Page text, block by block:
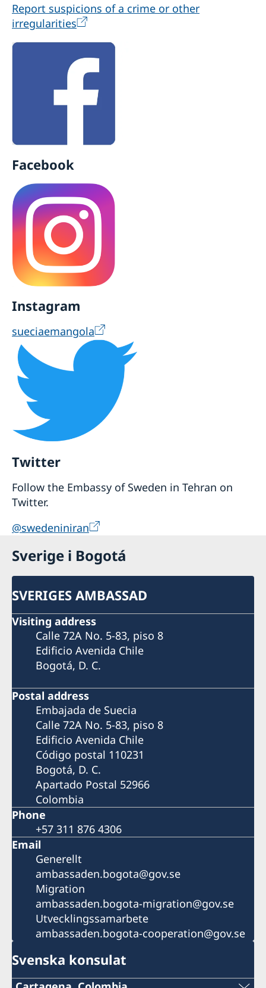
Report suspicions of a crime or other
irregularities
Facebook
Instagram
sueciaemangola
Twitter
Follow the Embassy of Sweden in Tehran on
Twitter.
@swedeniniran
Sverige i Bogotá
SVERIGES AMBASSAD
Visiting address
Calle 72A No. 5-83, piso 8
Edificio Avenida Chile
Bogotá, D. C.
Postal address
Embajada de Suecia
Calle 72A No. 5-83, piso 8
Edificio Avenida Chile
Código postal 110231
Bogotá, D. C.
Apartado Postal 52966
Colombia
Phone
+57 311 876 4306
Email
Generellt
ambassaden.bogota@gov.se
Migration
ambassaden.bogota-migration@gov.se
Utvecklingssamarbete
ambassaden.bogota-cooperation@gov.se
Svenska konsulat